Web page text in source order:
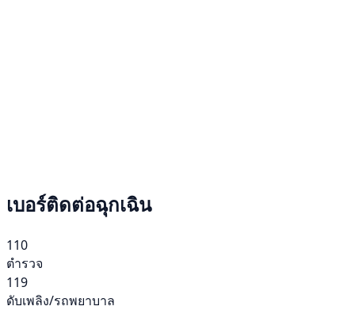
เบอร์ติดต่อฉุกเฉิน
110
ตำรวจ
119
ดับเพลิง/รถพยาบาล